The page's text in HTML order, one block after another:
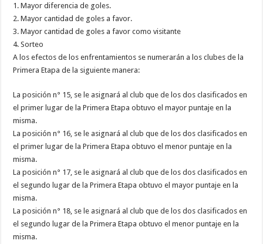
1. Mayor diferencia de goles.
2. Mayor cantidad de goles a favor.
3. Mayor cantidad de goles a favor como visitante
4. Sorteo
A los efectos de los enfrentamientos se numerarán a los clubes de la
Primera Etapa de la siguiente manera:
La posición n° 15, se le asignará al club que de los dos clasificados en
el primer lugar de la Primera Etapa obtuvo el mayor puntaje en la
misma.
La posición n° 16, se le asignará al club que de los dos clasificados en
el primer lugar de la Primera Etapa obtuvo el menor puntaje en la
misma.
La posición n° 17, se le asignará al club que de los dos clasificados en
el segundo lugar de la Primera Etapa obtuvo el mayor puntaje en la
misma.
La posición n° 18, se le asignará al club que de los dos clasificados en
el segundo lugar de la Primera Etapa obtuvo el menor puntaje en la
misma.